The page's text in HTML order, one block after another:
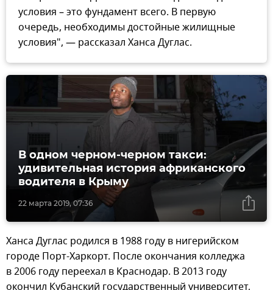
условия – это фундамент всего. В первую
очередь, необходимы достойные жилищные
условия", — рассказал Ханса Дуглас.
22 марта 2019, 07:36
В одном черном-черном такси:
удивительная история африканского
водителя в Крыму
Ханса Дуглас родился в 1988 году в нигерийском
городе Порт-Харкорт. После окончания колледжа
в 2006 году переехал в Краснодар. В 2013 году
окончил Кубанский государственный университет,